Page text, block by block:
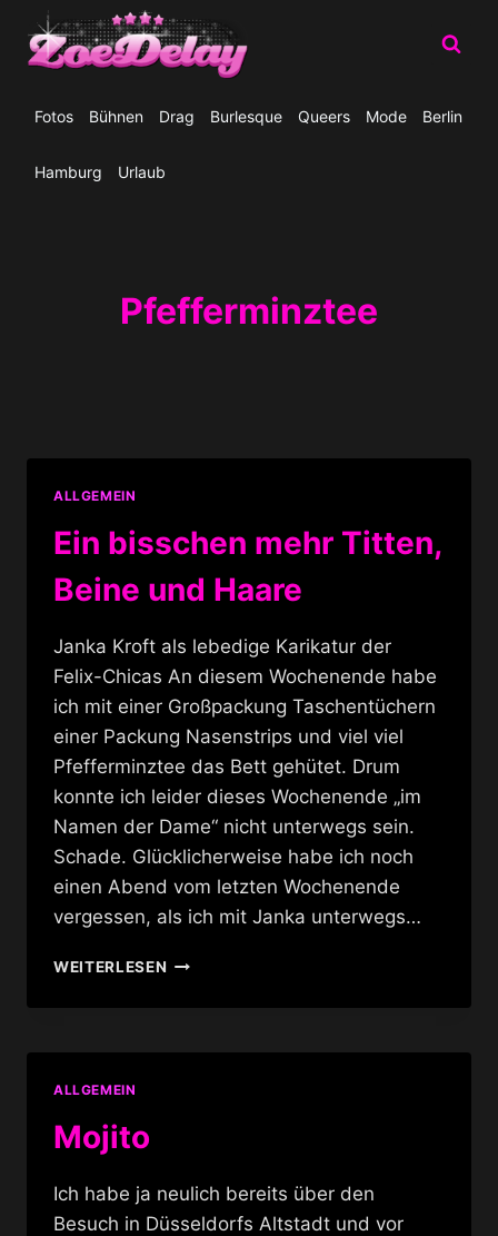
Inhalt
springen
Fotos Bühnen Drag Burlesque Queers Mode Berlin
Hamburg Urlaub
Pfefferminztee
ALLGEMEIN
Ein bisschen mehr Titten,
Beine und Haare
Janka Kroft als lebedige Karikatur der
Felix-Chicas An diesem Wochenende habe
ich mit einer Großpackung Taschentüchern
einer Packung Nasenstrips und viel viel
Pfefferminztee das Bett gehütet. Drum
konnte ich leider dieses Wochenende „im
Namen der Dame“ nicht unterwegs sein.
Schade. Glücklicherweise habe ich noch
einen Abend vom letzten Wochenende
vergessen, als ich mit Janka unterwegs…
WEITERLESENEIN
MEHR
BEINE
ALLGEMEIN
Mojito
Ich habe ja neulich bereits über den
Besuch in Düsseldorfs Altstadt und vor